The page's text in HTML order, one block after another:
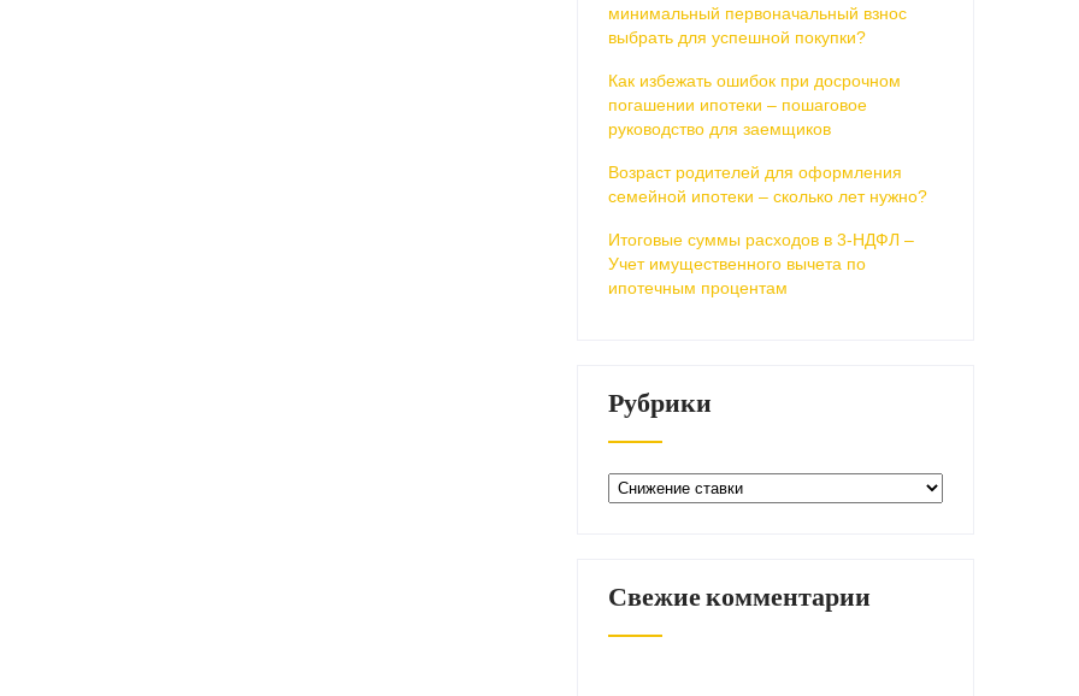
минимальный первоначальный взнос
выбрать для успешной покупки?
Как избежать ошибок при досрочном
погашении ипотеки – пошаговое
руководство для заемщиков
Возраст родителей для оформления
семейной ипотеки – сколько лет нужно?
Итоговые суммы расходов в 3-НДФЛ –
Учет имущественного вычета по
ипотечным процентам
Рубрики
Рубрики
Свежие комментарии